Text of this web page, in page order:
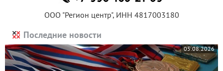
ООО "Регион центр", ИНН 4817003180
Последние новости
05.08.2026